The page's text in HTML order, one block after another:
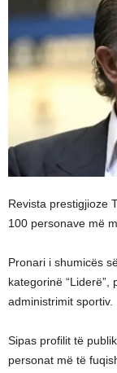
Revista prestigjioze
100 personave më
Pronari i shumicës
kategorinë
administrimit sportiv.
Sipas profilit të
personat më të